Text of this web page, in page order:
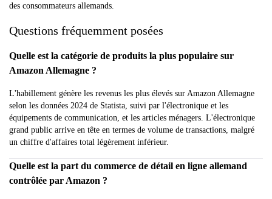
des consommateurs allemands.
Questions fréquemment posées
Quelle est la catégorie de produits la plus populaire sur
Amazon Allemagne ?
L'habillement génère les revenus les plus élevés sur Amazon Allemagne
selon les données 2024 de Statista, suivi par l'électronique et les
équipements de communication, et les articles ménagers. L'électronique
grand public arrive en tête en termes de volume de transactions, malgré
un chiffre d'affaires total légèrement inférieur.
Quelle est la part du commerce de détail en ligne allemand
contrôlée par Amazon ?